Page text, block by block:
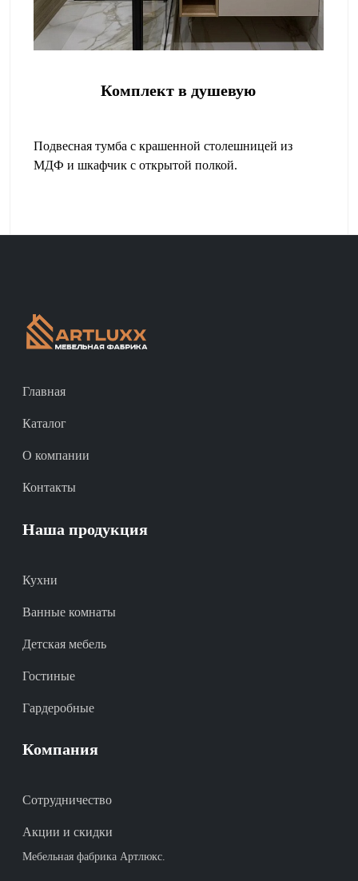
Комплект в душевую
Подвесная тумба с крашенной столешницей из
МДФ и шкафчик с открытой полкой.
Главная
Каталог
О компании
Контакты
Наша продукция
Кухни
Ванные комнаты
Детская мебель
Гостиные
Гардеробные
Компания
Сотрудничество
Акции и скидки
Мебельная фабрика Артлюкс.